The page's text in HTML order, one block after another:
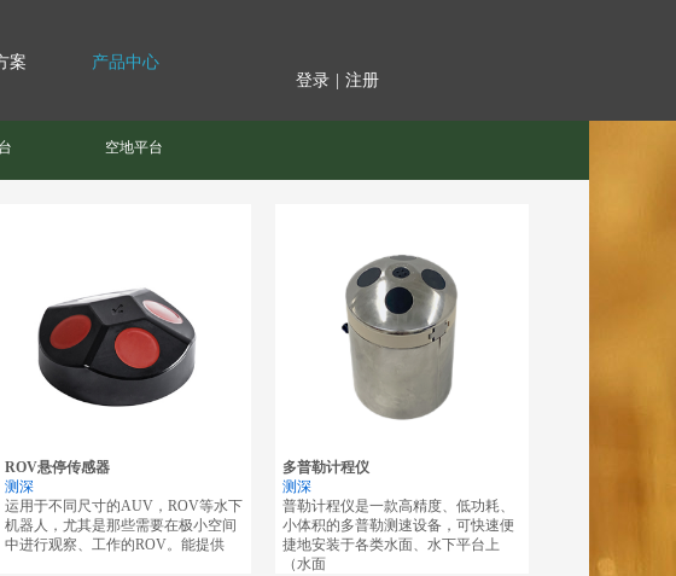
ROV悬停传感器
测深
运用于不同尺寸的AUV，ROV等水下
机器人，尤其是那些需要在极小空间
中进行观察、工作的ROV。能提供
多普勒计程仪
测深
普勒计程仪是一款高精度、低功耗、
小体积的多普勒测速设备，可快速便
捷地安装于各类水面、水下平台上
（水面
空地平台
登录 注册
案 产品中心